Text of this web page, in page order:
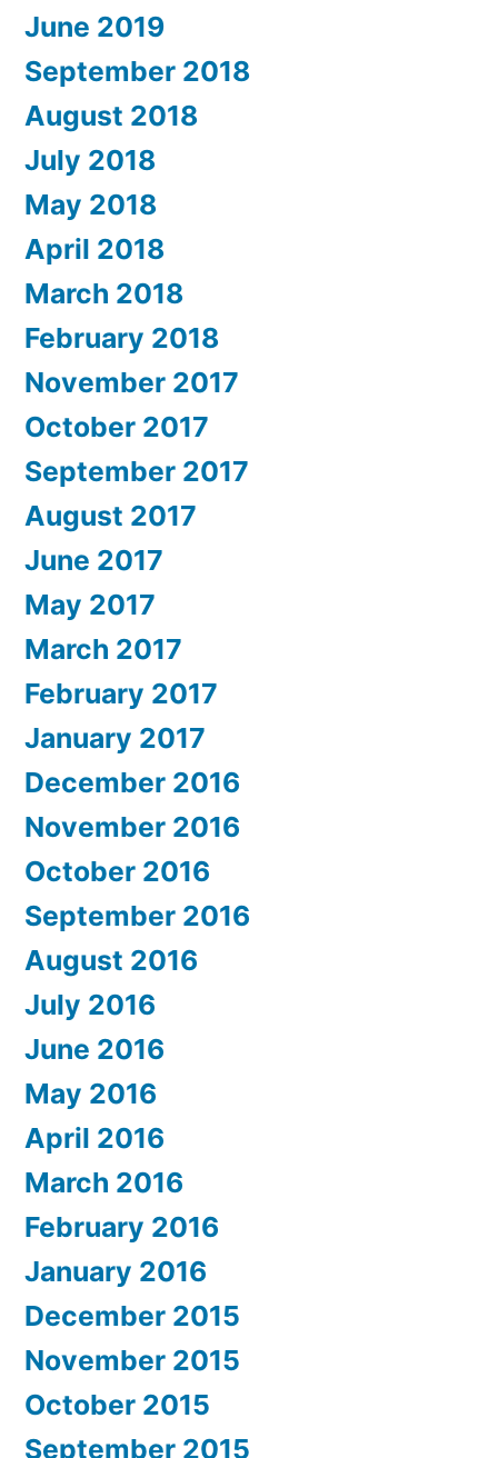
June 2019
September 2018
August 2018
July 2018
May 2018
April 2018
March 2018
February 2018
November 2017
October 2017
September 2017
August 2017
June 2017
May 2017
March 2017
February 2017
January 2017
December 2016
November 2016
October 2016
September 2016
August 2016
July 2016
June 2016
May 2016
April 2016
March 2016
February 2016
January 2016
December 2015
November 2015
October 2015
September 2015